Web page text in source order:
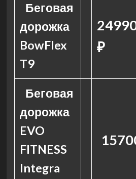
Беговая
дорожка
BowFlex
T9
₽
Беговая
дорожка
EVO
FITNESS
Integra